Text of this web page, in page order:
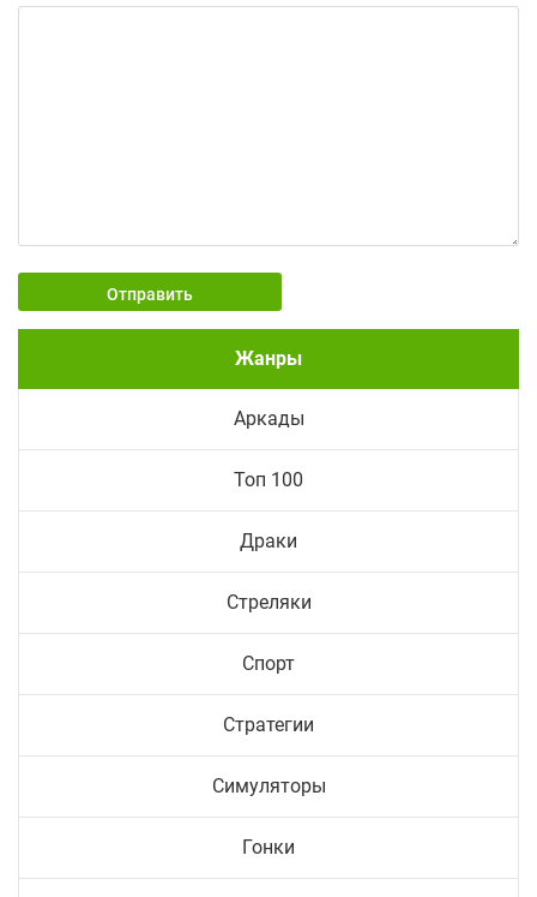
Отправить
Жанры
Аркады
Топ 100
Драки
Стреляки
Спорт
Стратегии
Симуляторы
Гонки